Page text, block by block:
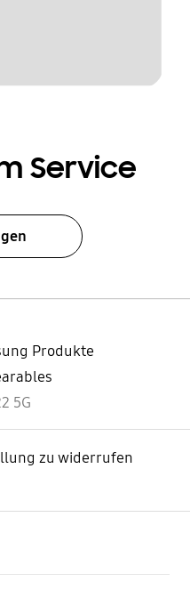
Service
Produkte
5G
zu widerrufen